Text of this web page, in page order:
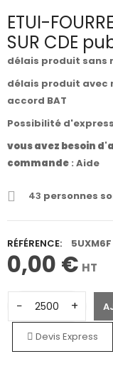
ETUI-
SUR CDE
délais produit sans
délais produit avec
accord BAT
Possibilité
vous avez besoin
commande : Aide
43 personnes
RÉFÉRENCE: 5UXM6F
0,00 € HT
− +
Devis Express